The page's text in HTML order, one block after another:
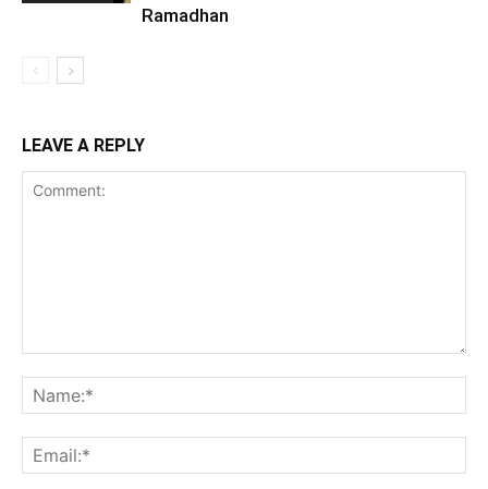
Ramadhan
LEAVE A REPLY